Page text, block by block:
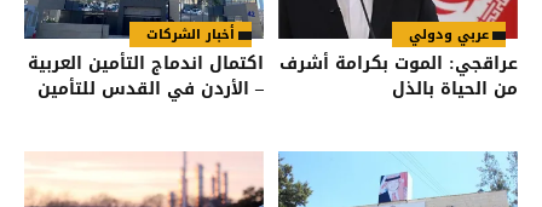
عربي ودولي
عراقجي: الموت بكرامة أشرف
من الحياة بالذل
أخبار الشركات
اكتمال اندماج التأمين العربية
– الأردن في القدس للتأمين